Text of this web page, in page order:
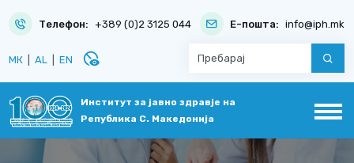
Телефон: +389 (0)2 3125 044 Е-пошта: info@iph.mk
МК AL EN disabled_visible
Институт за јавно здравје на
Република С. Македонија